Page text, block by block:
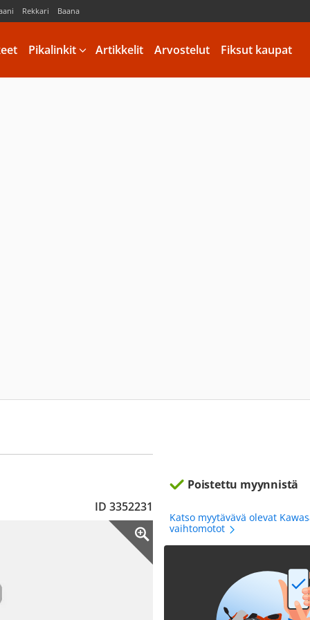
Rekkari Baana
Pikalinkit Artikkelit Arvostelut Fiksut kaupat
ID 3352231
Poistettu myynnistä
Katso myytävävä olevat
vaihtomotot